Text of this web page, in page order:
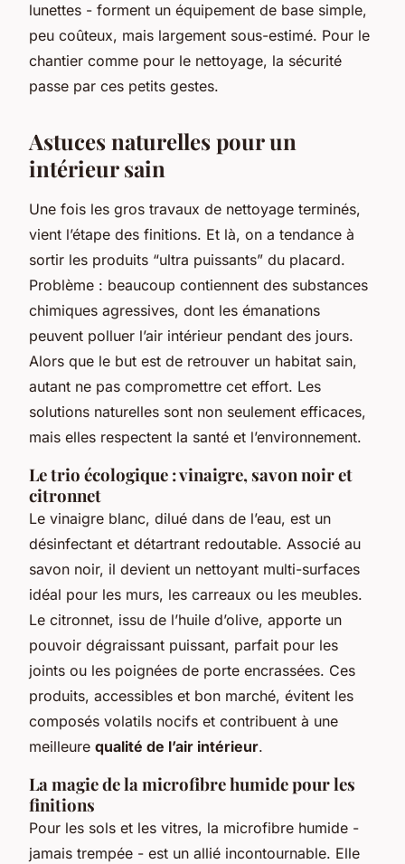
lunettes - forment un équipement de base simple,
peu coûteux, mais largement sous-estimé. Pour le
chantier comme pour le nettoyage, la sécurité
passe par ces petits gestes.
Astuces naturelles pour un
intérieur sain
Une fois les gros travaux de nettoyage terminés,
vient l’étape des finitions. Et là, on a tendance à
sortir les produits “ultra puissants” du placard.
Problème : beaucoup contiennent des substances
chimiques agressives, dont les émanations
peuvent polluer l’air intérieur pendant des jours.
Alors que le but est de retrouver un habitat sain,
autant ne pas compromettre cet effort. Les
solutions naturelles sont non seulement efficaces,
mais elles respectent la santé et l’environnement.
Le trio écologique : vinaigre, savon noir et
citronnet
Le vinaigre blanc, dilué dans de l’eau, est un
désinfectant et détartrant redoutable. Associé au
savon noir, il devient un nettoyant multi-surfaces
idéal pour les murs, les carreaux ou les meubles.
Le citronnet, issu de l’huile d’olive, apporte un
pouvoir dégraissant puissant, parfait pour les
joints ou les poignées de porte encrassées. Ces
produits, accessibles et bon marché, évitent les
composés volatils nocifs et contribuent à une
meilleure qualité de l’air intérieur.
La magie de la microfibre humide pour les
finitions
Pour les sols et les vitres, la microfibre humide -
jamais trempée - est un allié incontournable. Elle